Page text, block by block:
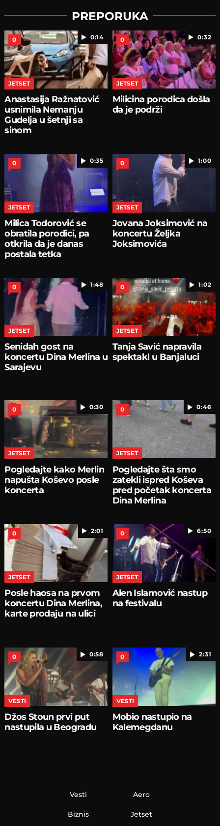
PREPORUKA
0:14
0
JETSET
Anastasija Ražnatović
usnimila Nemanju
Gudelja u šetnji sa
sinom
0:32
0
JETSET
Milicina porodica došla
da je podrži
0:35
0
JETSET
Milica Todorović se
obratila porodici, pa
otkrila da je danas
postala tetka
1:00
0
JETSET
Jovana Joksimović na
koncertu Željka
Joksimovića
1:48
0
JETSET
Senidah gost na
koncertu Dina Merlina u
Sarajevu
1:02
0
JETSET
Tanja Savić napravila
spektakl u Banjaluci
0:30
0
JETSET
Pogledajte kako Merlin
napušta Koševo posle
koncerta
0:46
0
JETSET
Pogledajte šta smo
zatekli ispred Koševa
pred početak koncerta
Dina Merlina
2:01
0
JETSET
Posle haosa na prvom
koncertu Dina Merlina,
karte prodaju na ulici
6:50
0
JETSET
Alen Islamović nastup
na festivalu
0:58
0
VESTI
Džos Stoun prvi put
nastupila u Beogradu
2:31
0
VESTI
Mobio nastupio na
Kalemegdanu
Vesti
Biznis
Aero
Jetset